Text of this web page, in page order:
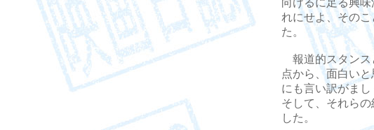
向けるに足る興
れにせよ、その
た。
報道的スタンス
点から、面白い
にも言い訳がま
そして、それら
した。